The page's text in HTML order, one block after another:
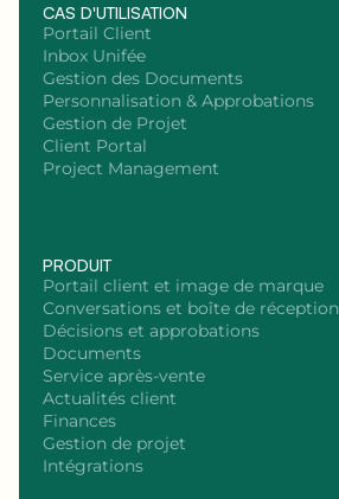
CAS D'UTILISATION
Portail Client
Inbox Unifée
Gestion des Documents
Personnalisation & Approbations
Gestion de Projet
Client Portal
Project Management
PRODUIT
Portail client et image de marque
Conversations et boîte de réception
Décisions et approbations
Documents
Service après-vente
Actualités client
Finances
Gestion de projet
Intégrations